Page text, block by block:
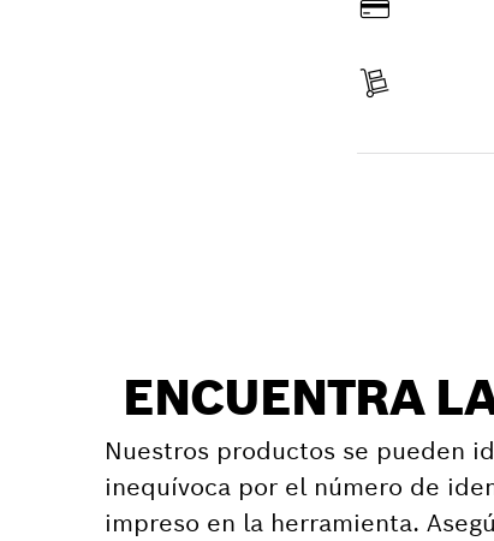
ENCUENTRA
Nuestros productos se pueden
inequívoca por el número de
impreso en la herramienta.